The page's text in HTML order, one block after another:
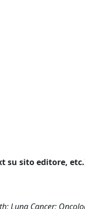
su sito editore,
Lung Cancer;